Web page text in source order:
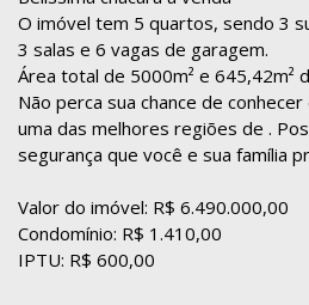
O imóvel tem 5 quartos, sendo 3
3 salas e 6 vagas de garagem.
Área total de 5000m² e 645,42m²
Não perca sua chance de
uma das melhores regiões de .
segurança que você e sua família
Valor do imóvel: R$ 6.490.000,00
Condomínio: R$ 1.410,00
IPTU: R$ 600,00